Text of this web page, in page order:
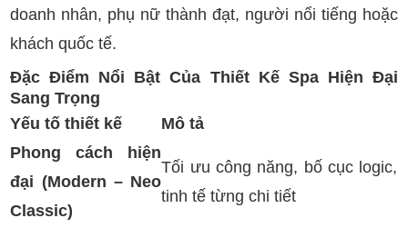
doanh nhân, phụ nữ thành đạt, người nổi tiếng hoặc
khách quốc tế.
Đặc Điểm Nổi Bật Của Thiết Kế Spa Hiện Đại
Sang Trọng
Yếu tố thiết kế
Mô tả
Phong cách hiện
đại (Modern – Neo
Classic)
Tối ưu công năng, bố cục logic,
tinh tế từng chi tiết